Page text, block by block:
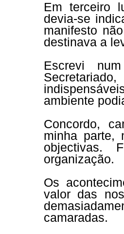
Em terceiro
devia-se
manifesto
destinava a
Escrevi
ambiente
Concordo,
minha parte,
objectivas.
organização.
Os
valor das
camaradas.